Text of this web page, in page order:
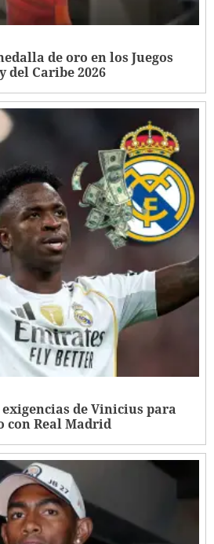
de oro en los Juegos
del Caribe 2026
de Vinicius para
con Real Madrid